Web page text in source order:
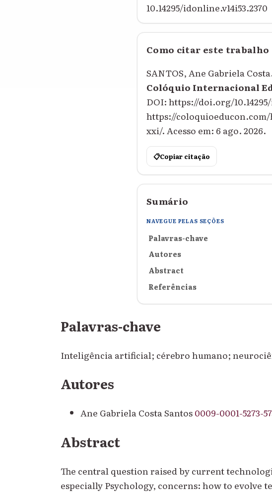
10.14295/idonline.v14i53.2370
Como citar este trabalho
SANTOS, Ane Gabriela
Colóquio Internacional
DOI: https://doi.org/
https://
xxi/. Acesso em: 6 ago. 2026.
📋Copiar citação
Sumário
NAVEGUE PELAS SEÇÕES
Palavras-chave
Autores
Abstract
Referências
Palavras-chave
Inteligência artificial; cérebro humano;
Autores
Ane Gabriela Costa Santos0009-0001-5273-
Abstract
The central question raised by current
especially Psychology, concerns: how to